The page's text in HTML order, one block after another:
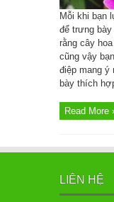
Mỗi khi bạn
để trưng bày
rằng cây
cũng vậy
điệp mang ý
bày thích
Read More
LIÊN HỆ